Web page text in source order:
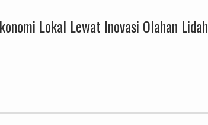
Lokal Lewat Inovasi Olahan Lidah